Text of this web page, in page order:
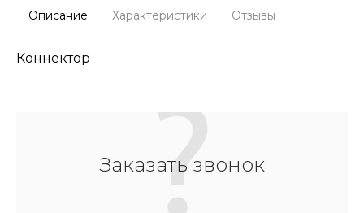
Описание Характеристики Отзывы
Коннектор
Заказать звонок